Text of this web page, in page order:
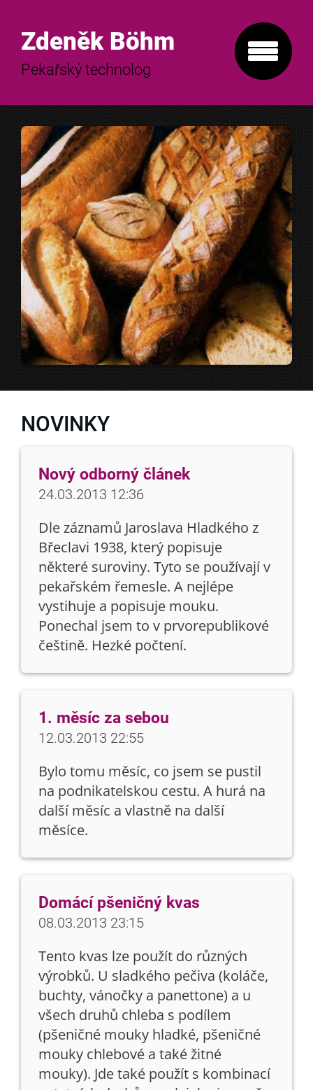
Zdeněk Böhm
Pekařský technolog
NOVINKY
Nový odborný článek
24.03.2013 12:36
Dle záznamů Jaroslava Hladkého z
Břeclavi 1938, který popisuje
některé suroviny. Tyto se používají v
pekařském řemesle. A nejlépe
vystihuje a popisuje mouku.
Ponechal jsem to v prvorepublikové
češtině. Hezké počtení.
1. měsíc za sebou
12.03.2013 22:55
Bylo tomu měsíc, co jsem se pustil
na podnikatelskou cestu. A hurá na
další měsíc a vlastně na další
měsíce.
Domácí pšeničný kvas
08.03.2013 23:15
Tento kvas lze použít do různých
výrobků. U sladkého pečiva (koláče,
buchty, vánočky a panettone) a u
všech druhů chleba s podílem
(pšeničné mouky hladké, pšeničné
mouky chlebové a také žitné
mouky). Jde také použít s kombinací